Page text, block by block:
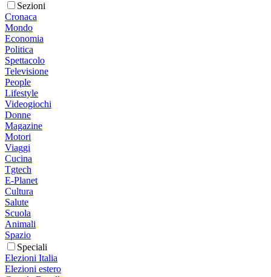
Sezioni
Cronaca
Mondo
Economia
Politica
Spettacolo
Televisione
People
Lifestyle
Videogiochi
Donne
Magazine
Motori
Viaggi
Cucina
Tgtech
E-Planet
Cultura
Salute
Scuola
Animali
Spazio
Speciali
Elezioni Italia
Elezioni estero